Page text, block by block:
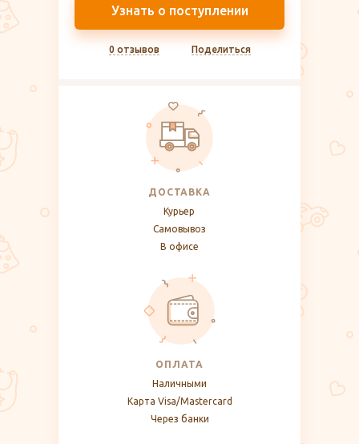
Узнать о поступлении
0 отзывов Поделиться
ДОСТАВКА
Курьер
Самовывоз
В офисе
ОПЛАТА
Наличными
Карта Visa/Mastercard
Через банки